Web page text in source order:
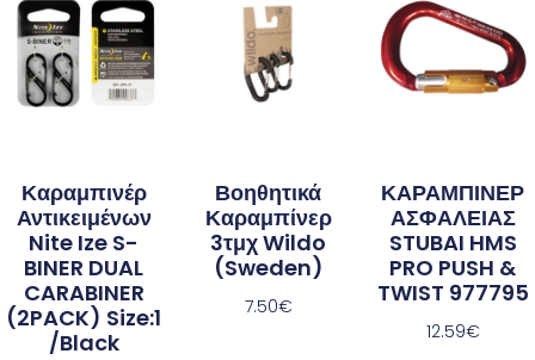
Καραμπινέρ
Αντικειμένων
Nite Ize S-
BINER DUAL
CARABINER
(2PACK) Size:1
/Black
Βοηθητικά
Καραμπίνερ
3τμχ Wildo
(Sweden)
7.50€
ΚΑΡΑΜΠΙΝΕΡ
ΑΣΦΑΛΕΙΑΣ
STUBAI HMS
PRO PUSH &
TWIST 977795
12.59€